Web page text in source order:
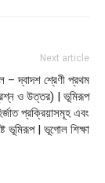
Next article
– দ্বাদশ শ্রেণী প্রথম
ও উত্তর) | ভূমিরূপ
প্রক্রিয়াসমূহ এবং
ভূমিরূপ | ভূগোল শিক্ষা